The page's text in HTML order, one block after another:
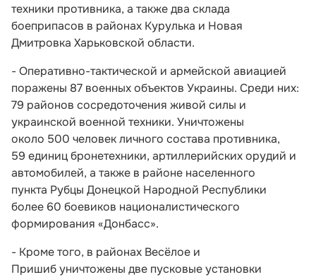
техники противника, а также два склада
боеприпасов в районах Курулька и Новая
Дмитровка Харьковской области.
- Оперативно-тактической и армейской авиацией
поражены 87 военных объектов Украины. Среди них:
79 районов сосредоточения живой силы и
украинской военной техники. Уничтожены
около 500 человек личного состава противника,
59 единиц бронетехники, артиллерийских орудий и
автомобилей, а также в районе населенного
пункта Рубцы Донецкой Народной Республики
более 60 боевиков националистического
формирования «Донбасс».
- Кроме того, в районах Весёлое и
Пришиб уничтожены две пусковые установки